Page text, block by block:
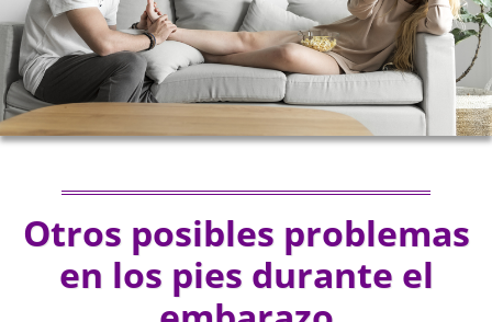
Otros posibles problemas
en los pies durante el